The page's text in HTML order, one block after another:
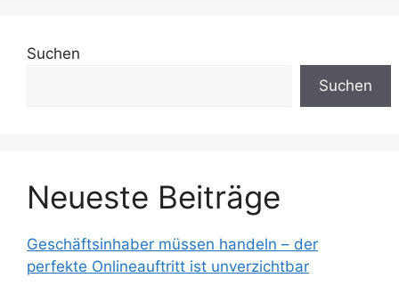
Suchen
Suchen
Neueste Beiträge
Geschäftsinhaber müssen handeln – der
perfekte Onlineauftritt ist unverzichtbar